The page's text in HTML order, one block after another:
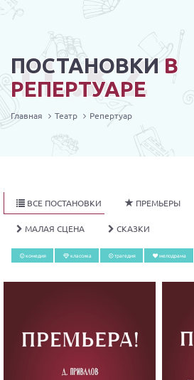
ПОСТАНОВКИВ
РЕПЕРТУАРЕ
TL.KZ
Главная Театр Репертуар
ВСЕ ПОСТАНОВКИ ПРЕМЬЕРЫ
МАЛАЯ СЦЕНА СКАЗКИ
комедия классика трагедия мелодрама